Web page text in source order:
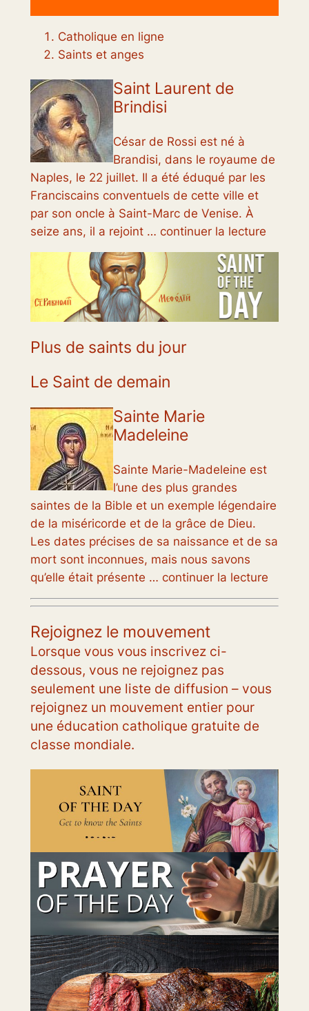
Catholique en ligne
Saints et anges
Saint Laurent de
Brindisi
César de Rossi est né à
Brandisi, dans le royaume de
Naples, le 22 juillet. Il a été éduqué par les
Franciscains conventuels de cette ville et
par son oncle à Saint-Marc de Venise. À
seize ans, il a rejoint … continuer la lecture
Plus de saints du jour
Le Saint de demain
Sainte Marie
Madeleine
Sainte Marie-Madeleine est
l’une des plus grandes
saintes de la Bible et un exemple légendaire
de la miséricorde et de la grâce de Dieu.
Les dates précises de sa naissance et de sa
mort sont inconnues, mais nous savons
qu’elle était présente … continuer la lecture
Rejoignez le mouvement
Lorsque vous vous inscrivez ci-
dessous, vous ne rejoignez pas
seulement une liste de diffusion – vous
rejoignez un mouvement entier pour
une éducation catholique gratuite de
classe mondiale.